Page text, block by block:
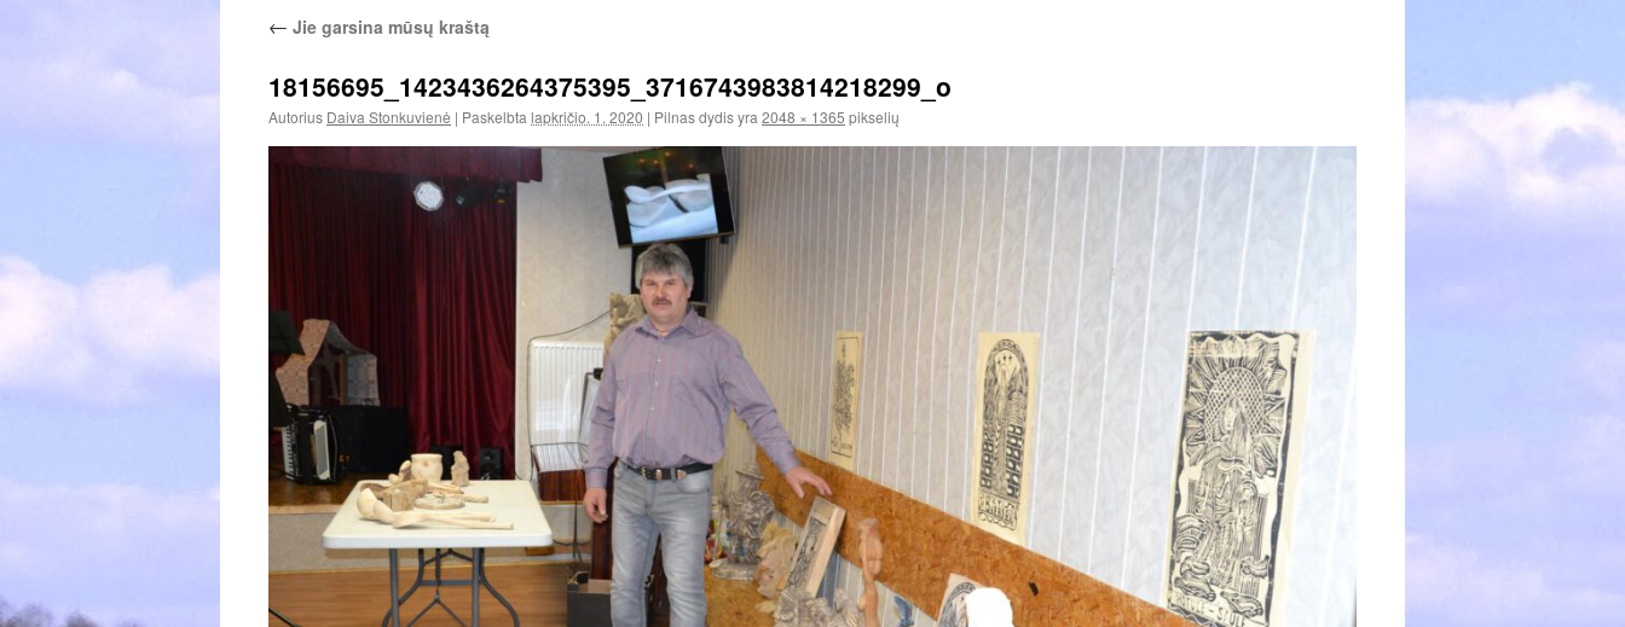
← Jie garsina mūsų kraštą
18156695_1423436264375395_3716743983814218299_o
Autorius Daiva Stonkuvienė | Paskelbta lapkričio. 1. 2020 | Pilnas dydis yra 2048 × 1365 pikselių